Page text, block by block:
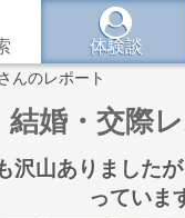
体験談
んのレポート
結婚・交際
沢山ありました
っていま